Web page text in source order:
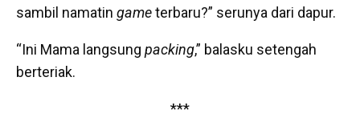
sambil namatin gameterbaru?” serunya dari dapur.
“Ini Mama langsung packing,” balasku setengah
berteriak.
***